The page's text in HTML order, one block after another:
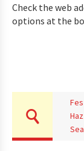
Check the web
options at the